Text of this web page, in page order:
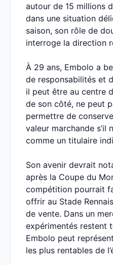
autour de 15 millions
dans une situation
saison, son rôle de
interroge la direction
À 29 ans, Embolo a
de responsabilités et
il peut être au centre
de son côté, ne peut
permettre de
valeur marchande s’il
comme un titulaire
Son avenir devrait
après la Coupe du
compétition pourrait
offrir au Stade
de vente. Dans un
expérimentés restent
Embolo peut
les plus rentables de